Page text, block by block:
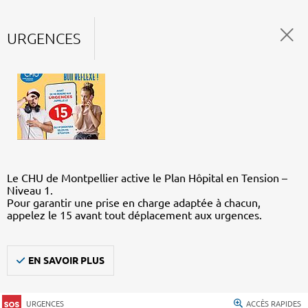
URGENCES
Le CHU de Montpellier active le Plan Hôpital en Tension –
Niveau 1.
Pour garantir une prise en charge adaptée à chacun,
appelez le 15 avant tout déplacement aux urgences.
EN SAVOIR PLUS
URGENCES ACCÈS RAPIDES